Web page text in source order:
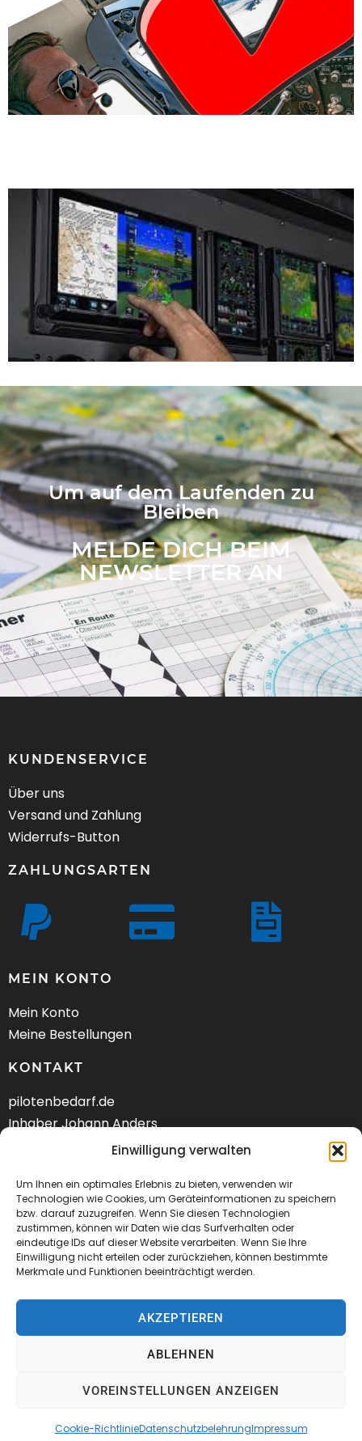
Einwilligung verwalten
Um Ihnen ein optimales Erlebnis zu bieten, verwenden wir
Technologien wie Cookies, um Geräteinformationen zu speichern
bzw. darauf zuzugreifen. Wenn Sie diesen Technologien
zustimmen, können wir Daten wie das Surfverhalten oder
eindeutige IDs auf dieser Website verarbeiten. Wenn Sie Ihre
Einwilligung nicht erteilen oder zurückziehen, können bestimmte
Merkmale und Funktionen beeinträchtigt werden.
AKZEPTIEREN
ABLEHNEN
VOREINSTELLUNGEN ANZEIGEN
Cookie-RichtlinieDatenschutzbelehrungImpressum
Um auf dem Laufenden zu
Bleiben
MELDE DICH BEIM
NEWSLETTER AN
KUNDENSERVICE
Über uns
Versand und Zahlung
Widerrufs-Button
ZAHLUNGSARTEN
MEIN KONTO
Mein Konto
Meine Bestellungen
KONTAKT
pilotenbedarf.de
Inhaber Johann Anders
Am Schwarzen Berg 58
Tel.: +49 (04141) 9288240
Mail:kontakt@pilotenbedarf.de
© 2026 Pilotenbedarf.de
VERTRAG WIDERRUFEN